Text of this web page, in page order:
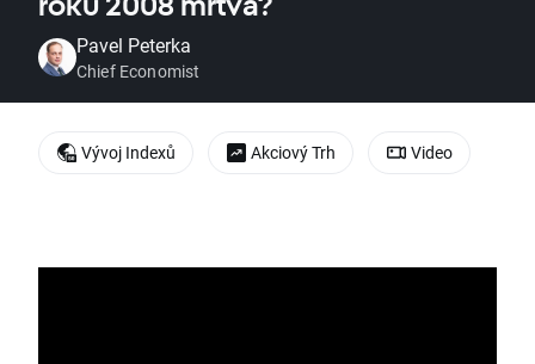
Pavel Peterka
Chief Economist
Vývoj Indexů Akciový Trh Video